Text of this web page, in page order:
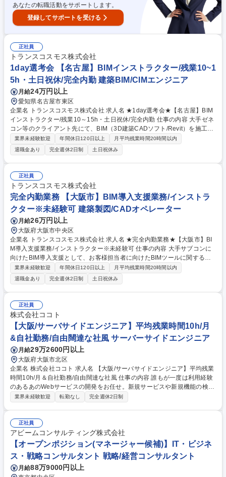
あなたの転職活動をサポートします。
登録してサポートを受ける
正社員
トランスコスモス株式会社
1day選考会 【名古屋】BIMインストラクター/残業10~1
5h・土日祝休/完全内勤 建築BIM/CIMエンジニア
月給24万円以上
愛知県名古屋市東区
企業名 トランスコスモス株式会社 求人名 ★1day選考会★【名古屋】BIM
インストラクター/残業10～15h・土日祝休/完全内勤 仕事の内容 大手ゼネ
コン等のクライアント先にて、BIM（3D建築CADソフト/Revit）を施工現
場に定着・活用していただく為に、お客様企業や協力会社に向けたインス
トラクター（教育・研修）業務をお任せします。★1day選考会★ 建設業
界のDX推進に貢献する仕事です【詳細】施工現場での生産性向上を目指
し、お客様担当者や協力会社に向けたBIM（Revit）の操作指導や研修を実
施します。現場の声を聴きながら対応するので、自身のBIMスキルも高め
られます。【研修体制】入社後は基本操作から学ぶ研修があり、配属後も
マニュアルやカリキュラムに沿ってスタート。未経験でも安心です。【キ
ャリアパス】マネジメントやスペシャリスト等多彩な道を選べます。 募集
職種 ★1day選考会★【名古屋】BIMインストラクター/残業10～15h・土
日祝休/完全内勤
業界未経験歓迎 年間休日120日以上
月平均残業時間20時間以内
退職金あり
完全週休2日制 土日祝休み
正社員
トランスコスモス株式会社
完全内勤業務 【大阪市】BIM導入支援業務/インストラ
クター※未経験可 建築製図/CADオペレーター
月給26万円以上
大阪府大阪市中央区
企業名 トランスコスモス株式会社 求人名 ★完全内勤業務★【大阪市】BI
M導入支援業務/インストラクター※未経験可 仕事の内容 大手サブコンに
向けたBIM導入支援として、お客様担当者に向けたBIMツールに関するイ
ンストラクター（教育・研修）業務に従事いただきます。クライアント先
が導入されているBIMについて、施工現場での業務効率化の ためにクライ
アント先に合わせたアドインツールの使用方法に関する教育・研修業務を
お任せします。BIMツールの操作に関しては入社後に基本操作から研修い
たしますのでご安心ください。現場の声を聴きながら対応いただきますの
で、BIMに関するスキルを習得・向上させることが可能です。 使用ツー
ル：T-fas、Rebroなど（未経験でも可） 募集職種 ★完全内勤業務★【大
阪市】BIM導入支援業務/インストラクター※未経験可
業界未経験歓迎 年間休日120日以上
月平均残業時間20時間以内
退職金あり
完全週休2日制 土日祝休み
正社員
株式会社ココト
【大阪/サーバサイドエンジニア】平均残業時間10h/月
&自社勤務/自由闊達な社風 サーバーサイドエンジニア
月給29万2600円以上
大阪府大阪市北区
企業名 株式会社ココト 求人名 【大阪/サーバサイドエンジニア】平均残業
時間10h/月＆自社勤務/自由闊達な社風 仕事の内容 誰もが一度は利用経験
のあるあのWebサービスの開発をお任せ。新規サービスや新規機能の検討
から携わることのできる環境。クライアントのネットワークを自社内に引
を自社内に持つため、Webサービスの開発や提案なども自由に起案、挑戦
できます。実際に入社間もない社員の起案した案件が実際にリリース間近
など、年次関係なく風通しの良さも◎！ ■挑戦を奨励し、前向きな失敗を
歓迎する風土です。 募集職種 【大阪/サーバサイドエンジニア】平均残業
時間10h/月＆自社勤務/自由闊達な社風
業界未経験歓迎 転勤なし 完全週休2日制
正社員
アビームコンサルティング株式会社
【オープンポジション(マネージャー候補)】IT・ビジネ
ス・戦略コンサルタント 戦略/経営コンサルタント
月給88万9000円以上